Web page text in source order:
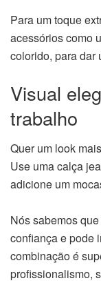
Para um toque
acessórios como
colorido, para dar
Visual
trabalho
Quer um look
Use uma calça
adicione um
Nós sabemos
confiança e pode
combinação é
profissionalismo,